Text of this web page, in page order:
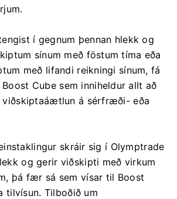
í gegnum þennan hlekk og
sínum með föstum tíma eða
með lifandi reikningi sínum, fá
Cube sem inniheldur allt að
viðskiptaáætlun á sérfræði- eða
skráir sig í Olymptrade
og gerir viðskipti með virkum
þá fær sá sem vísar til Boost
tilvísun. Tilboðið um